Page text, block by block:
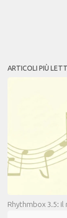
ARTICOLI PIÙ
Rhythmbox 3.5: